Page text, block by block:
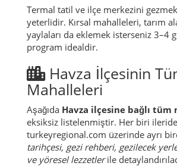
Termal tatil ve ilçe merkezini
yeterlidir. Kırsal mahalleleri, tarım
yaylaları da eklemek isterseniz 3–4
program idealdir.
Havza İlçesinin
Mahalleleri
Aşağıda Havza ilçesine bağlı
eksiksiz listelenmiştir. Her biri ileride
turkeyregional.com üzerinde ayrı
tarihçesi, gezi rehberi, gezilecek
ve yöresel lezzetlerile